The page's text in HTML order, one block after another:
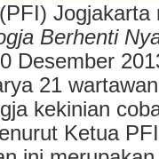
Jogjakarta
Berhenti
Desember
21
kekinian
Ketua